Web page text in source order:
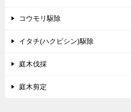
コウモリ駆除
イタチ(ハクビシン)駆除
庭木伐採
庭木剪定